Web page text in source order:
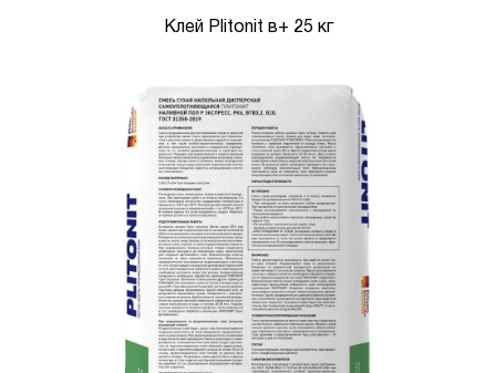
Клей Plitonit в+ 25 кг